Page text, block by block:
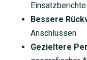
Einsatzberichte
Bessere
Anschlüssen
Gezieltere